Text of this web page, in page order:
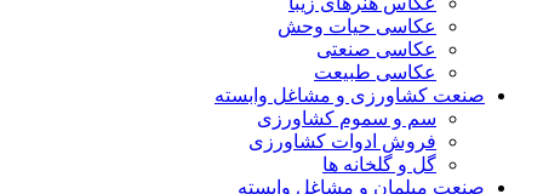
عکاسی حیات وحش
عکاسی صنعتی
عکاسی طبیعت
کشاورزی و مشاغل وابسته
سم و سموم کشاورزی
فروش ادوات کشاورزی
گل و گلخانه ها
مبلمان و مشاغل وابسته